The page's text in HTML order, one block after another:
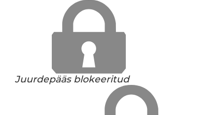
Juurdepääs blokeeritud